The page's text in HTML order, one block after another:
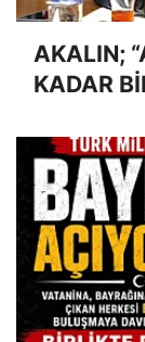
AKALIN;
KADAR